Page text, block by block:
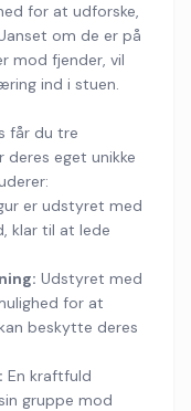
for at udforske,
om de er på
mod fjender, vil
ind i stuen.
får du tre
eget unikke
er udstyret med
klar til at lede
Udstyret med
for at
beskytte deres
En kraftfuld
gruppe mod